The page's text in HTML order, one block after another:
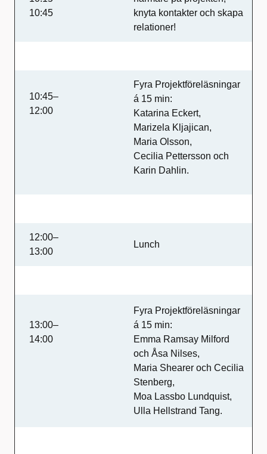
10:45
knyta kontakter och skapa
relationer!
10:45–
12:00
Fyra Projektföreläsningar
á 15 min:
Katarina Eckert,
Marizela Kljajican,
Maria Olsson,
Cecilia Pettersson och
Karin Dahlin.
12:00–
13:00
Lunch
13:00–
14:00
Fyra Projektföreläsningar
á 15 min:
Emma Ramsay Milford
och Åsa Nilses,
Maria Shearer och Cecilia
Stenberg,
Moa Lassbo Lundquist,
Ulla Hellstrand Tang.